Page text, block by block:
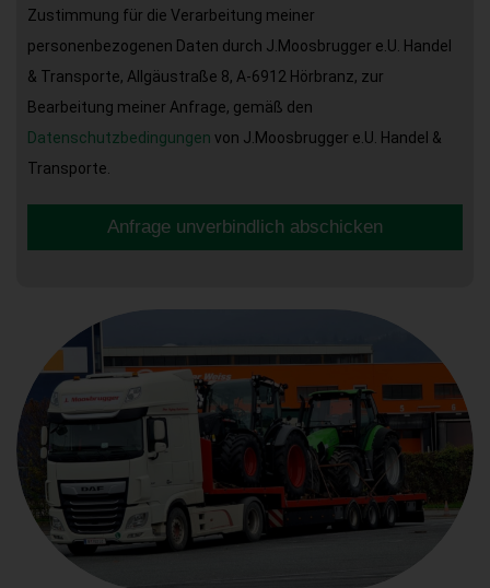
Zustimmung für die Verarbeitung meiner
personenbezogenen Daten durch J.Moosbrugger e.U. Handel
& Transporte, Allgäustraße 8, A-6912 Hörbranz, zur
Bearbeitung meiner Anfrage, gemäß den
Datenschutzbedingungen von J.Moosbrugger e.U. Handel &
Transporte.
Anfrage unverbindlich abschicken